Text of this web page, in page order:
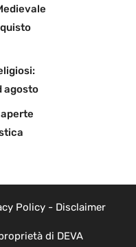
agosto
Policy- Disclaimer
di DEVA